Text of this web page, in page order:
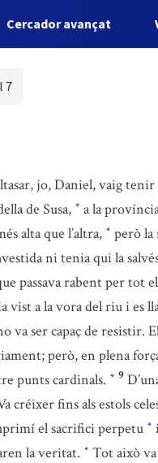
Cercador avançat
7
jo, Daniel, vaig
de Susa, * a la
alta que l’altra, * però la
ni tenia qui la
passava rabent per tot
vist a la vora del riu i es
va ser capaç de
però, en plena
punts cardinals. * 9
créixer fins als estols
el sacrifici perpetu *
la veritat. * Tot això